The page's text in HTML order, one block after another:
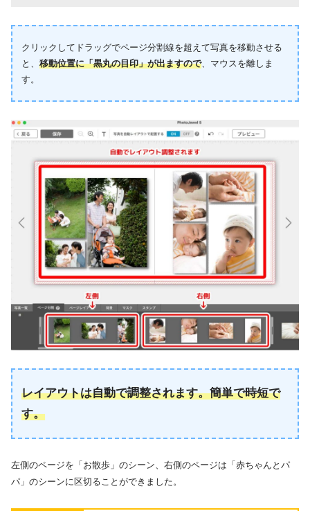
クリックしてドラッグでページ分割線を超えて写真を移動させる
と、 移動位置に「黒丸の目印」が出ますので、マウスを離しま
す。
レイアウトは自動で調整されます。簡単で時短で
す。
左側のページを「お散歩」のシーン、右側のページは「赤ちゃんとパ
パ」のシーンに区切ることができました。